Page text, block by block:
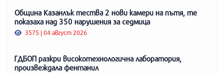
Община Казанлък тества 2 нови камери на пътя, те
показаха над 350 нарушения за седмица
3575 | 04 август 2026
ГДБОП разкри високотехнологична лаборатория,
произвеждала фентанил